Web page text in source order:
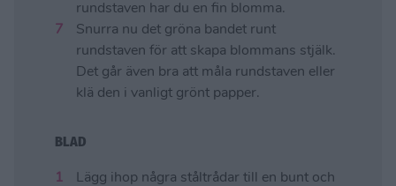
rundstaven har du en fin blomma.
Snurra nu det gröna bandet runt
rundstaven för att skapa blommans stjälk.
Det går även bra att måla rundstaven eller
klä den i vanligt grönt papper.
BLAD
Lägg ihop några ståltrådar till en bunt och